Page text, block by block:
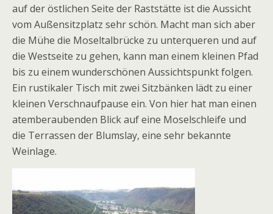
auf der östlichen Seite der Raststätte ist die Aussicht
vom Außensitzplatz sehr schön. Macht man sich aber
die Mühe die Moseltalbrücke zu unterqueren und auf
die Westseite zu gehen, kann man einem kleinen Pfad
bis zu einem wunderschönen Aussichtspunkt folgen.
Ein rustikaler Tisch mit zwei Sitzbänken lädt zu einer
kleinen Verschnaufpause ein. Von hier hat man einen
atemberaubenden Blick auf eine Moselschleife und
die Terrassen der Blumslay, eine sehr bekannte
Weinlage.